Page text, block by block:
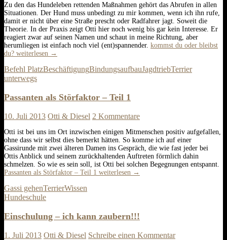
Zu den das Hundeleben rettenden Maßnahmen gehört das Abrufen in allen
Situationen. Der Hund muss unbedingt zu mir kommen, wenn ich ihn rufe,
damit er nicht über eine Straße prescht oder Radfahrer jagt. Soweit die
Theorie. In der Praxis zeigt Otti hier noch wenig bis gar kein Interesse. Er
reagiert zwar auf seinen Namen und schaut in meine Richtung, aber
herumliegen ist einfach noch viel (ent)spannender. kommst du oder bleibst
du? weiterlesen →
Befehl PlatzBeschäftigungBindungsaufbauJagdtriebTerrier
unterwegs
Passanten als Störfaktor – Teil 1
10. Juli 2013 Otti & Diesel 2 Kommentare
Otti ist bei uns im Ort inzwischen einigen Mitmenschen positiv aufgefallen,
ohne dass wir selbst dies bemerkt hätten. So komme ich auf einer
Gassirunde mit zwei älteren Damen ins Gespräch, die wie fast jeder bei
Ottis Anblick und seinem zurückhaltenden Auftreten förmlich dahin
schmelzen. So wie es sein soll, ist Otti bei solchen Begegnungen entspannt.
Passanten als Störfaktor – Teil 1 weiterlesen →
Gassi gehenTerrierWissen
Hundeschule
Einschulung – ich kann zaubern!!!
1. Juli 2013 Otti & Diesel Schreibe einen Kommentar